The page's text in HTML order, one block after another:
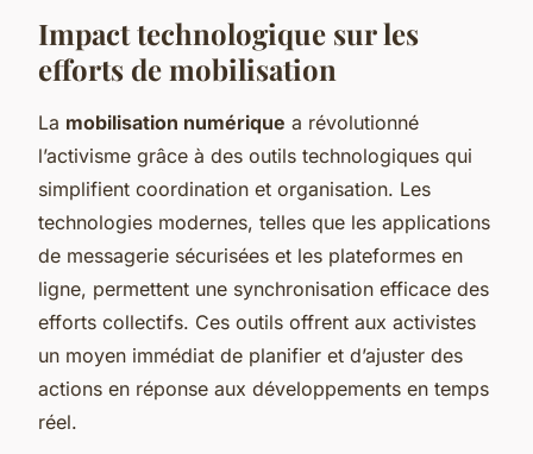
Impact technologique sur les
efforts de mobilisation
La mobilisation numérique a révolutionné
l’activisme grâce à des outils technologiques qui
simplifient coordination et organisation. Les
technologies modernes, telles que les applications
de messagerie sécurisées et les plateformes en
ligne, permettent une synchronisation efficace des
efforts collectifs. Ces outils offrent aux activistes
un moyen immédiat de planifier et d’ajuster des
actions en réponse aux développements en temps
réel.